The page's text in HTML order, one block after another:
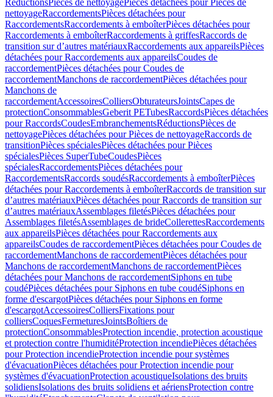
RéductionsPièces de nettoyagePièces détachées pour Pièces de
nettoyageRaccordementsPièces détachées pour
RaccordementsRaccordements à emboîterPièces détachées pour
Raccordements à emboîterRaccordements à griffesRaccords de
transition sur d’autres matériauxRaccordements aux appareilsPièces
détachées pour Raccordements aux appareilsCoudes de
raccordementPièces détachées pour Coudes de
raccordementManchons de raccordementPièces détachées pour
Manchons de
raccordementAccessoiresColliersObturateursJointsCapes de
protectionConsommablesGeberit PETubesRaccordsPièces détachées
pour RaccordsCoudesEmbranchementsRéductionsPièces de
nettoyagePièces détachées pour Pièces de nettoyageRaccords de
transitionPièces spécialesPièces détachées pour Pièces
spécialesPièces SuperTubeCoudesPièces
spécialesRaccordementsPièces détachées pour
RaccordementsRaccords soudésRaccordements à emboîterPièces
détachées pour Raccordements à emboîterRaccords de transition sur
d’autres matériauxPièces détachées pour Raccords de transition sur
d’autres matériauxAssemblages filetésPièces détachées pour
Assemblages filetésAssemblages de brideCollerettesRaccordements
aux appareilsPièces détachées pour Raccordements aux
appareilsCoudes de raccordementPièces détachées pour Coudes de
raccordementManchons de raccordementPièces détachées pour
Manchons de raccordementManchons de raccordementPièces
détachées pour Manchons de raccordementSiphons en tube
coudéPièces détachées pour Siphons en tube coudéSiphons en
forme d'escargotPièces détachées pour Siphons en forme
d'escargotAccessoiresColliersFixations pour
colliersCoquesFermeturesJointsBoîtiers de
protectionConsommablesProtection incendie, protection acoustique
et protection contre l'humiditéProtection incendiePièces détachées
pour Protection incendieProtection incendie pour systèmes
d'évacuationPièces détachées pour Protection incendie pour
systèmes d'évacuationProtection acoustiqueIsolations des bruits
solidiensIsolations des bruits solidiens et aériensProtection contre